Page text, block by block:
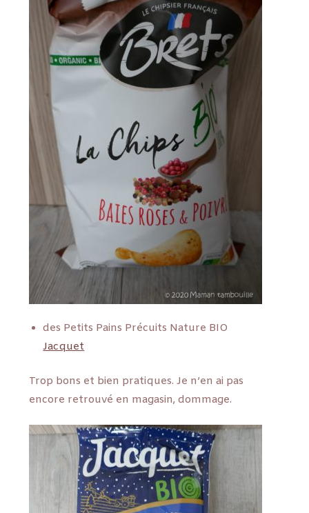
des Petits Pains Précuits Nature BIO
Jacquet
Trop bons et bien pratiques. Je n’en ai pas
encore retrouvé en magasin, dommage.